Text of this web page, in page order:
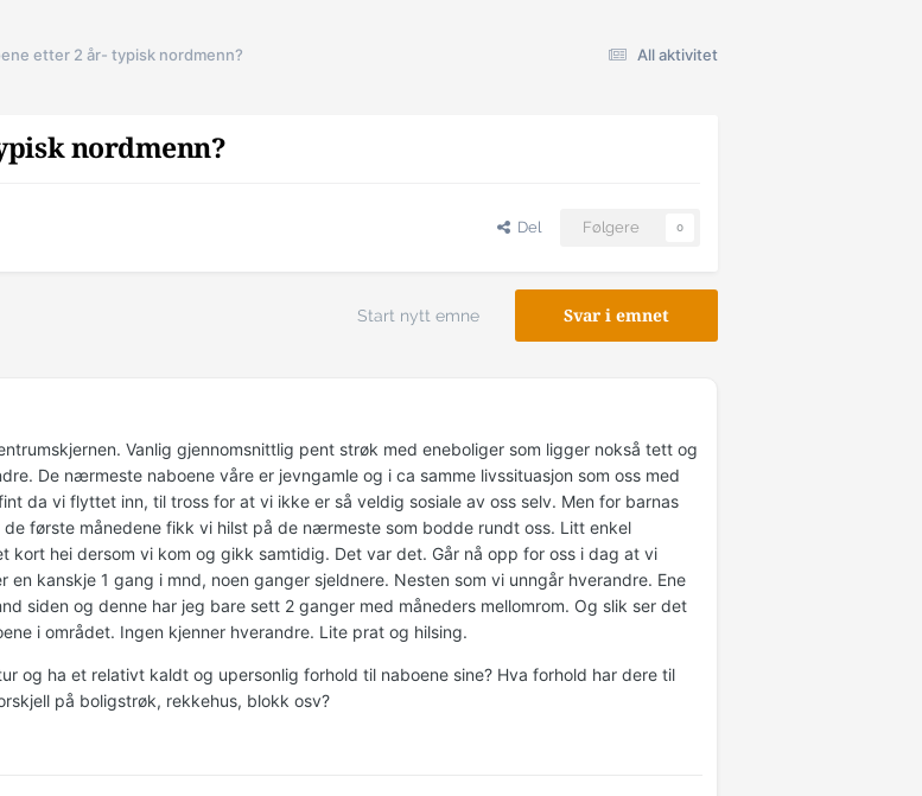
All aktivitet
etter 2 år- typisk nordmenn?
nordmenn?
Del Følgere 0
Svar i emnet
Start nytt emne
Vanlig gjennomsnittlig pent strøk med eneboliger som ligger nokså tett og
De nærmeste naboene våre er jevngamle og i ca samme livssituasjon som oss med
da vi flyttet inn, til tross for at vi ikke er så veldig sosiale av oss selv. Men for barnas
første månedene fikk vi hilst på de nærmeste som bodde rundt oss. Litt enkel
kort hei dersom vi kom og gikk samtidig. Det var det. Går nå opp for oss i dag at vi
en kanskje 1 gang i mnd, noen ganger sjeldnere. Nesten som vi unngår hverandre. Ene
siden og denne har jeg bare sett 2 ganger med måneders mellomrom. Og slik ser det
i området. Ingen kjenner hverandre. Lite prat og hilsing.
og ha et relativt kaldt og upersonlig forhold til naboene sine? Hva forhold har dere til
på boligstrøk, rekkehus, blokk osv?